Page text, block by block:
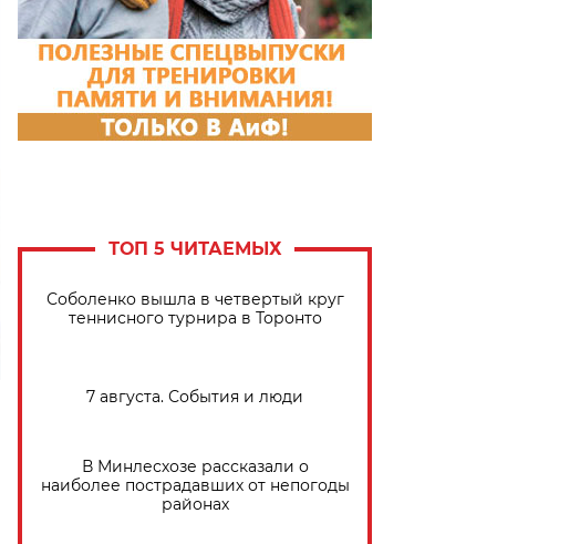
ТОП 5 ЧИТАЕМЫХ
Соболенко вышла в четвертый круг
теннисного турнира в Торонто
7 августа. События и люди
В Минлесхозе рассказали о
наиболее пострадавших от непогоды
районах